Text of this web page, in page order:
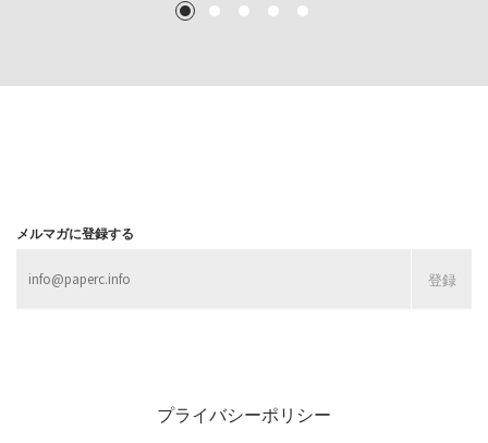
MORE
MORE
1 2 3 4 5
メルマガに登録する
プライバシーポリシー